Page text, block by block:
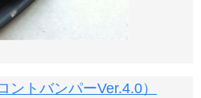
トバンパーVer.4.0）